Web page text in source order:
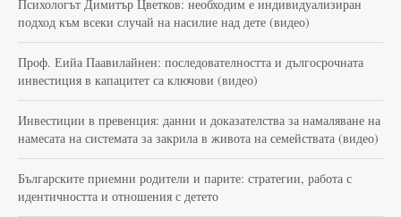
Психологът Димитър Цветков: необходим е индивидуализиран
подход към всеки случай на насилие над дете (видео)
Проф. Еийа Паавилайнен: последователността и дългосрочната
инвестиция в капацитет са ключови (видео)
Инвестиции в превенция: данни и доказателства за намаляване на
намесата на системата за закрила в живота на семействата (видео)
Българските приемни родители и парите: стратегии, работа с
идентичността и отношения с детето